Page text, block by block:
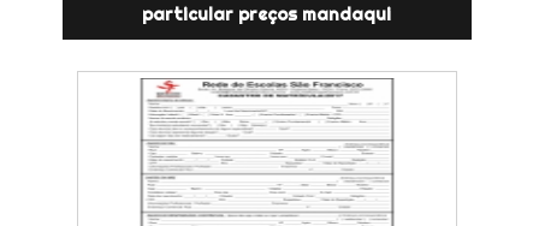
particular preços mandaqui